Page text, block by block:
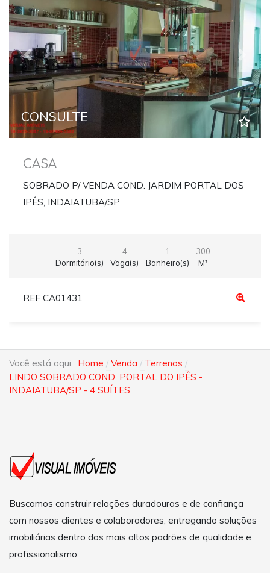
Previous Next
CONSULTE
CASA
SOBRADO P/ VENDA COND. JARDIM PORTAL DOS
IPÊS, INDAIATUBA/SP
3
Dormitório(s)
4
Vaga(s)
1
Banheiro(s)
300
M²
REF CA01431
Você está aqui: Home Venda
Terrenos
LINDO SOBRADO COND. PORTAL DO IPÊS -
INDAIATUBA/SP - 4 SUÍTES
Buscamos construir relações duradouras e de confiança
com nossos clientes e colaboradores, entregando soluções
imobiliárias dentro dos mais altos padrões de qualidade e
profissionalismo.